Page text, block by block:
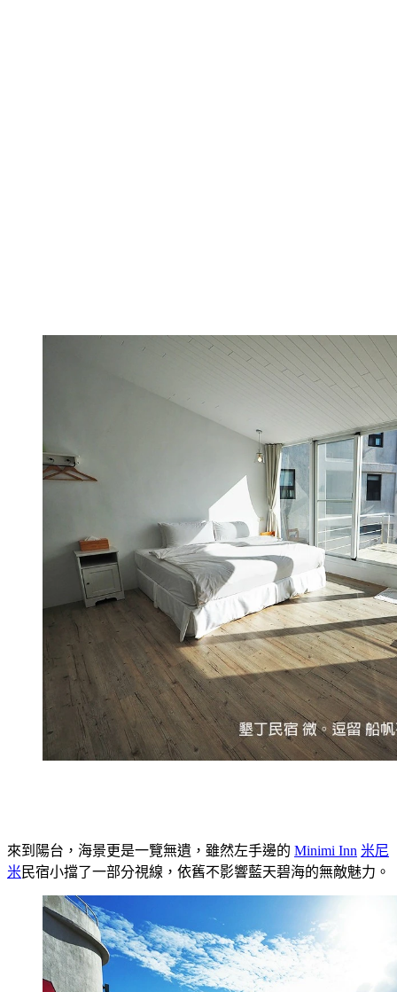
來到陽台，海景更是一覽無遺，雖然左手邊的 Minimi Inn 米尼
米 民宿小擋了一部分視線，依舊不影響藍天碧海的無敵魅力。